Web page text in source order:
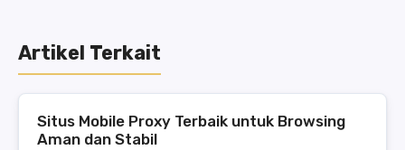
Artikel Terkait
Situs Mobile Proxy Terbaik untuk Browsing
Aman dan Stabil